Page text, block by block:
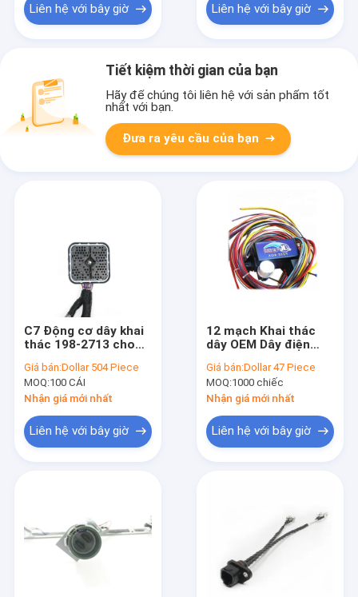
Liên hệ với bây giờ Liên hệ với bây giờ
Tiết kiệm thời gian của bạn
Hãy để chúng tôi liên hệ với sản phẩm tốt
nhất với bạn.
Đưa ra yêu cầu của bạn
C7 Động cơ dây khai
thác 198-2713 cho
Caterpillar Excavator
Giá bán:Dollar 504 Piece
MOQ:100 CÁI
Nhận giá mới nhất
Liên hệ với bây giờ
12 mạch Khai thác
dây OEM Dây điện
ISO9001
Giá bán:Dollar 47 Piece
MOQ:1000 chiếc
Nhận giá mới nhất
Liên hệ với bây giờ